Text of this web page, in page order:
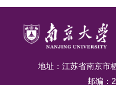
地址：江苏省南京市
邮编：